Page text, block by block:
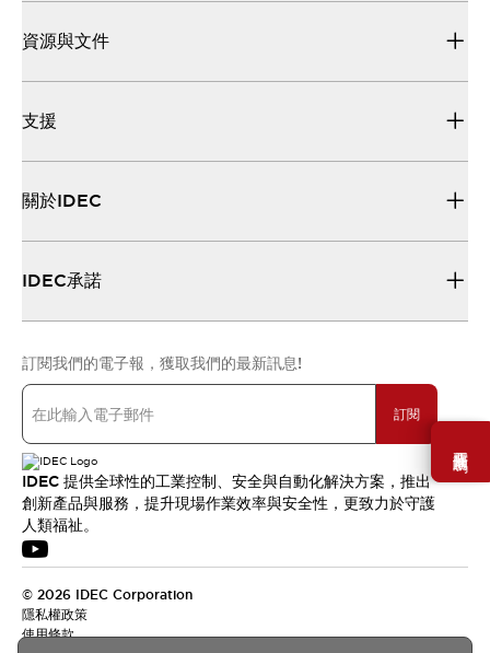
需要幫助嗎？
資源與文件
支援
關於IDEC
IDEC承諾
訂閱我們的電子報，獲取我們的最新訊息!
訂閱
IDEC 提供全球性的工業控制、安全與自動化解決方案，推出
創新產品與服務，提升現場作業效率與安全性，更致力於守護
人類福祉。
© 2026 IDEC Corporation
隱私權政策
使用條款